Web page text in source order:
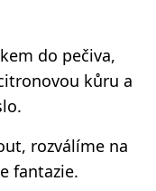
do pečiva,
kůru a
rozválíme na
fantazie.